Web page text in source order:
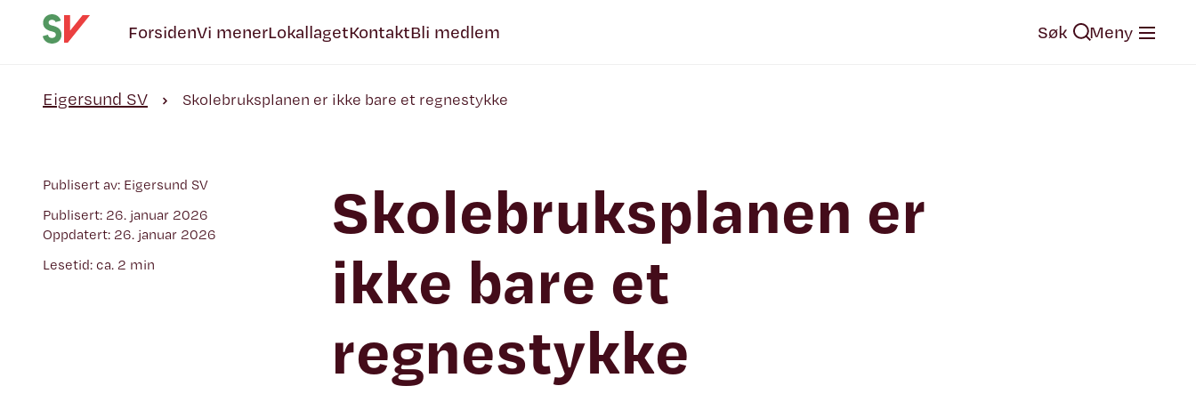
ForsidenVi menerLokallagetKontaktBli medlem Søk Meny
Eigersund SV Skolebruksplanen er ikke bare et regnestykke
Publisert av: Eigersund SV
Publisert: 26. januar 2026
Oppdatert: 26. januar 2026
Lesetid: ca. 2 min
Skolebruksplanen er
ikke bare et
regnestykke